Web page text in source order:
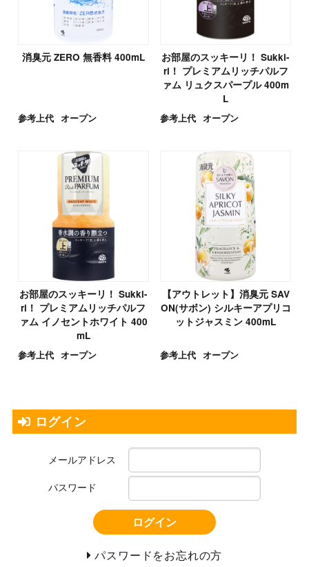
消臭元 ZERO 無香料 400mL
参考上代 オープン
お部屋のスッキーリ！ Sukki-
ri！ プレミアムリッチパルフ
ァム リュクスパープル 400m
L
参考上代 オープン
お部屋のスッキーリ！ Sukki-
ri！ プレミアムリッチパルフ
ァム イノセントホワイト 400
mL
参考上代 オープン
【アウトレット】消臭元 SAV
ON(サボン) シルキーアプリコ
ットジャスミン 400mL
参考上代 オープン
ログイン
メールアドレス
パスワード
ログイン
パスワードをお忘れの方